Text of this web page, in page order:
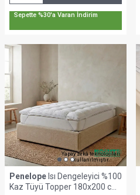
Sepette %30'a Varan İndirim
Yapay zekâ teknolojileri
kullanılmıştır.
Penelope Isı Dengeleyici %100
Kaz Tüyü Topper 180x200 cm